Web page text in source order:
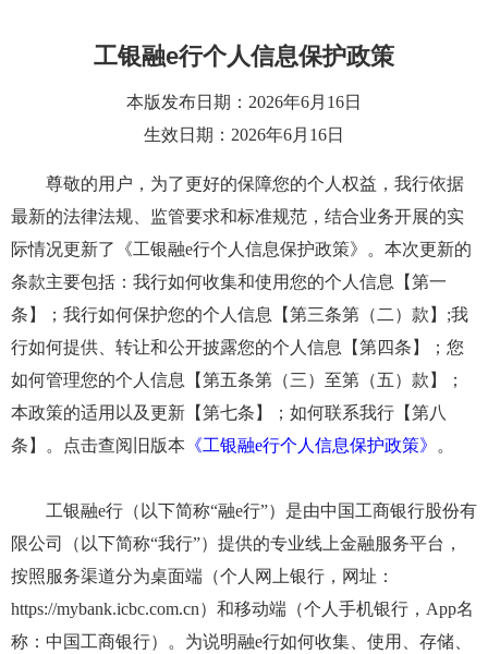
工银融e行个人信息保护政策
本版发布日期：2026年6月16日
生效日期：2026年6月16日
尊敬的用户，为了更好的保障您的个人权益，我行依据
最新的法律法规、监管要求和标准规范，结合业务开展的实
际情况更新了《工银融e行个人信息保护政策》。本次更新的
条款主要包括：我行如何收集和使用您的个人信息【第一
条】；我行如何保护您的个人信息【第三条第（二）款】;我
行如何提供、转让和公开披露您的个人信息【第四条】；您
如何管理您的个人信息【第五条第（三）至第（五）款】；
本政策的适用以及更新【第七条】；如何联系我行【第八
条】。点击查阅旧版本 《工银融e行个人信息保护政策》 。
工银融e行（以下简称“融e行”）是由中国工商银行股份有
限公司（以下简称“我行”）提供的专业线上金融服务平台，
按照服务渠道分为桌面端（个人网上银行，网址：
https://mybank.icbc.com.cn）和移动端（个人手机银行，App名
称：中国工商银行）。为说明融e行如何收集、使用、存储、